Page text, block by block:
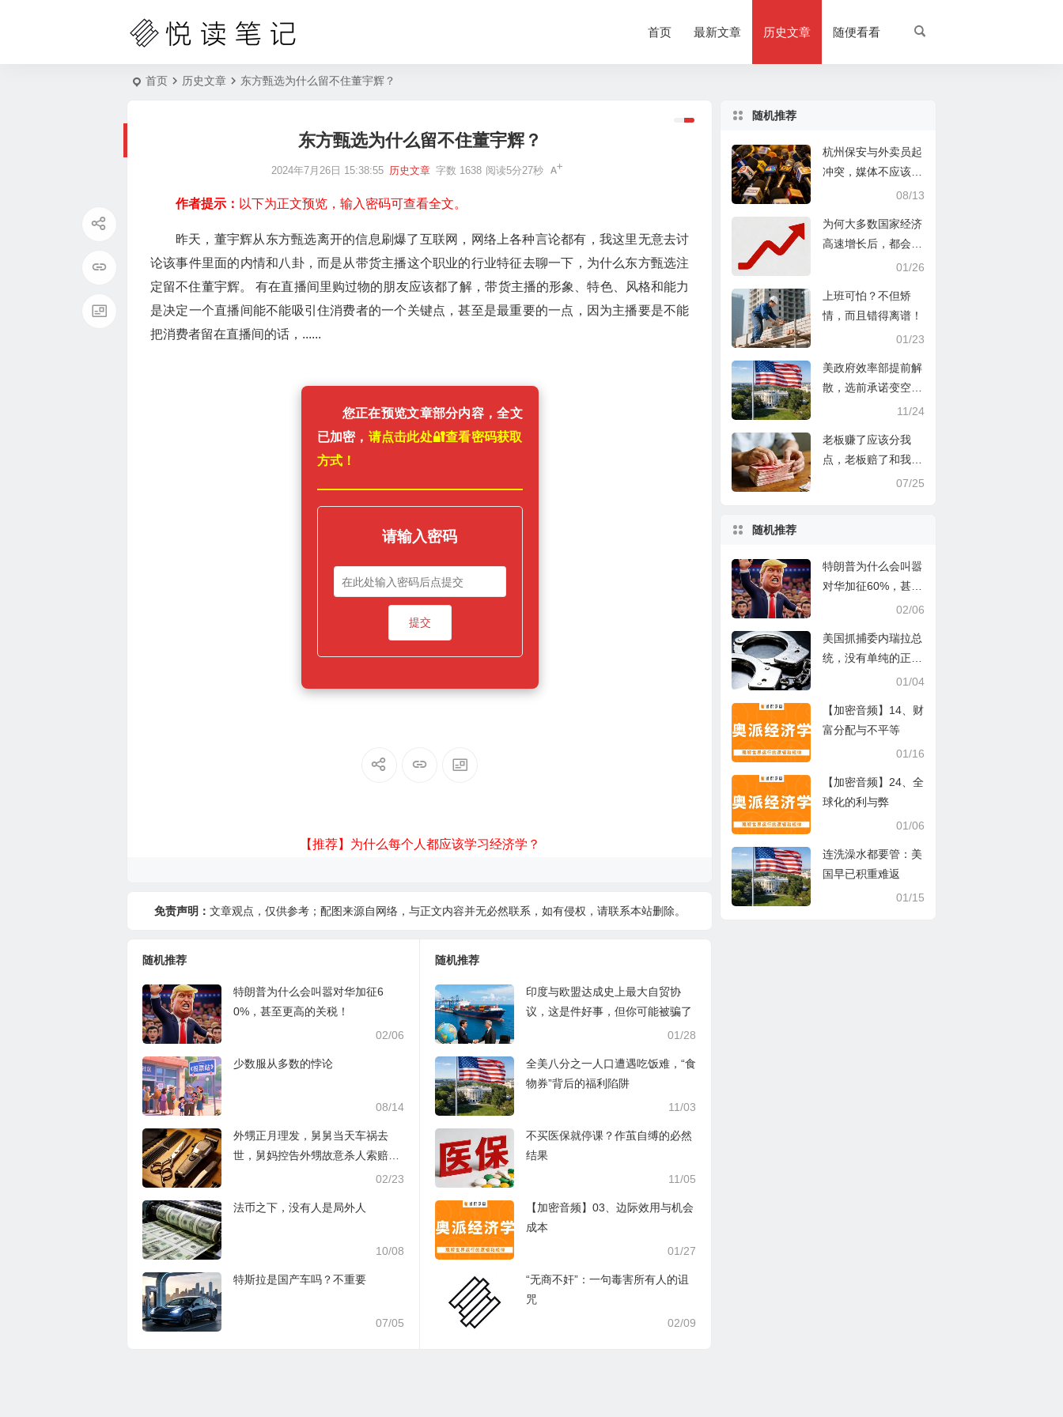
首页 最新文章 历史文章 随便看看
首页 历史文章 东方甄选为什么留不住董宇辉？
东方甄选为什么留不住董宇辉？
2024年7月26日 15:38:55 历史文章 字数 1638 阅读5分27秒
作者提示： 以下为正文预览，输入密码可查看全文。
昨天，董宇辉从东方甄选离开的信息刷爆了互联网，网络上各种言论都有，我这里无意去讨
论该事件里面的内情和八卦，而是从带货主播这个职业的行业特征去聊一下，为什么东方甄选注
定留不住董宇辉。 有在直播间里购过物的朋友应该都了解，带货主播的形象、特色、风格和能力
是决定一个直播间能不能吸引住消费者的一个关键点，甚至是最重要的一点，因为主播要是不能
把消费者留在直播间的话，......
您正在预览文章部分内容，全文
已加密， 请点击此处🔐️查看密码获取
方式！
请输入密码
【推荐】为什么每个人都应该学习经济学？
免责声明： 文章观点，仅供参考；配图来源自网络，与正文内容并无必然联系，如有侵权，请联系本站删除。
随机推荐
特朗普为什么会叫嚣对华加征6
0%，甚至更高的关税！
02/06
少数服从多数的悖论
08/14
外甥正月理发，舅舅当天车祸去
世，舅妈控告外甥故意杀人索赔百
02/23
法币之下，没有人是局外人
10/08
特斯拉是国产车吗？不重要
07/05
随机推荐
印度与欧盟达成史上最大自贸协
议，这是件好事，但你可能被骗了
01/28
全美八分之一人口遭遇吃饭难，“食
物券”背后的福利陷阱
11/03
不买医保就停课？作茧自缚的必然
结果
11/05
【加密音频】03、边际效用与机会
成本​
01/27
“无商不奸”：一句毒害所有人的诅
咒
02/09
随机推荐
杭州保安与外卖员起
冲突，媒体不应该煽
08/13
为何大多数国家经济
高速增长后，都会放
缓甚至停滞，答案你
01/26
上班可怕？不但矫
情，而且错得离谱！
01/23
美政府效率部提前解
散，选前承诺变空
谈，政客受益却无责
11/24
老板赚了应该分我
点，老板赔了和我没
07/25
随机推荐
特朗普为什么会叫嚣
对华加征60%，甚至
02/06
美国抓捕委内瑞拉总
统，没有单纯的正邪
01/04
【加密音频】14、财
富分配与不平等
01/16
【加密音频】24、全
球化的利与弊
01/06
连洗澡水都要管：美
国早已积重难返
01/15